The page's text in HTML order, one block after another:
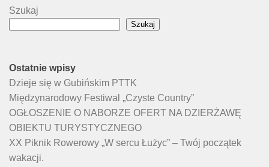
Szukaj
Szukaj
Ostatnie wpisy
Dzieje się w Gubińskim PTTK
Międzynarodowy Festiwal „Czyste Country”
OGŁOSZENIE O NABORZE OFERT NA DZIERŻAWĘ
OBIEKTU TURYSTYCZNEGO
XX Piknik Rowerowy „W sercu Łużyc” – Twój początek
wakacji.